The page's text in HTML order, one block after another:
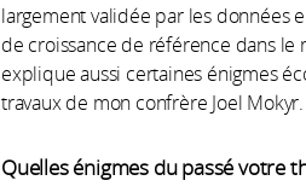
largement validée par les données
de croissance de référence dans le
explique aussi certaines énigmes
travaux de mon confrère Joel Mokyr.
Quelles énigmes du passé votre